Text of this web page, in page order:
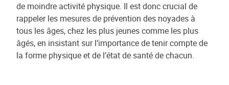
de moindre activité physique. Il est donc crucial de
rappeler les mesures de prévention des noyades à
tous les âges, chez les plus jeunes comme les plus
âgés, en insistant sur l’importance de tenir compte de
la forme physique et de l’état de santé de chacun.